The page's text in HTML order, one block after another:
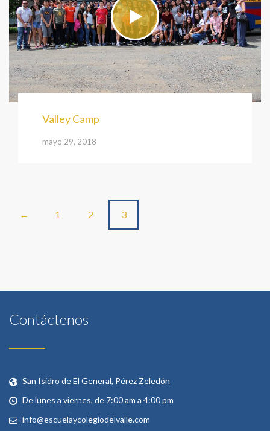
Valley Camp
mayo 29, 2018
Posts
← 1 2 3
Contáctenos
San Isidro de El General, Pérez Zeledón
De lunes a viernes, de 7:00 am a 4:00 pm
info@escuelaycolegiodelvalle.com